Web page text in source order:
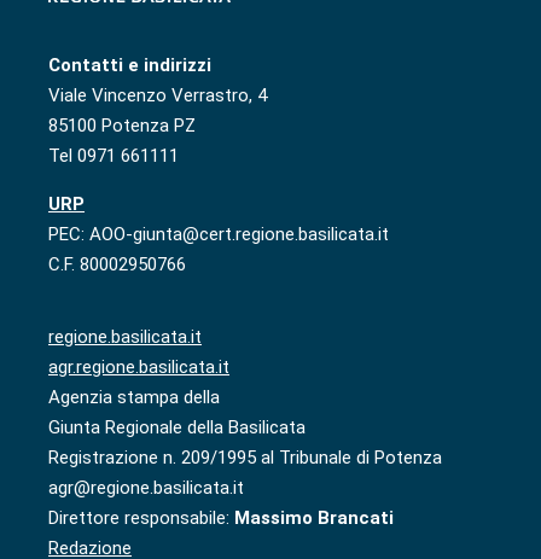
Contatti e indirizzi
Viale Vincenzo Verrastro, 4
85100 Potenza PZ
Tel 0971 661111
URP
PEC: AOO-giunta@cert.regione.basilicata.it
C.F. 80002950766
regione.basilicata.it
agr.regione.basilicata.it
Agenzia stampa della
Giunta Regionale della Basilicata
Registrazione n. 209/1995 al Tribunale di Potenza
agr@regione.basilicata.it
Direttore responsabile: Massimo Brancati
Redazione